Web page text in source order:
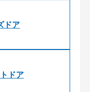
ドア
ドア